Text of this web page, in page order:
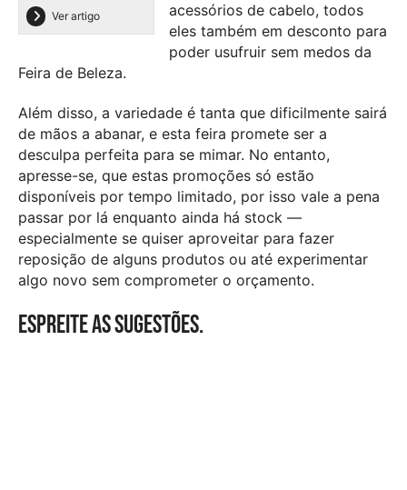
Ver artigo
acessórios de cabelo, todos
eles também em desconto para
poder usufruir sem medos da
Feira de Beleza.
Além disso, a variedade é tanta que dificilmente sairá
de mãos a abanar, e esta feira promete ser a
desculpa perfeita para se mimar. No entanto,
apresse-se, que estas promoções só estão
disponíveis por tempo limitado, por isso vale a pena
passar por lá enquanto ainda há stock —
especialmente se quiser aproveitar para fazer
reposição de alguns produtos ou até experimentar
algo novo sem comprometer o orçamento.
Espreite as sugestões.